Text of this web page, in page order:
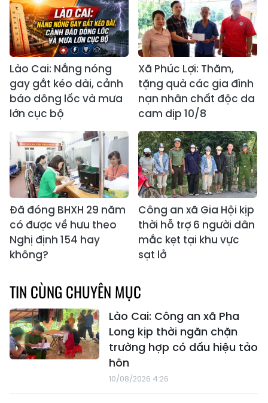
Lào Cai: Nắng nóng
gay gắt kéo dài, cảnh
báo dông lốc và mưa
lớn cục bộ
Xã Phúc Lợi: Thăm,
tặng quà các gia đình
nạn nhân chất độc da
cam dịp 10/8
Đã đóng BHXH 29 năm
có được về hưu theo
Nghị định 154 hay
không?
Công an xã Gia Hội kịp
thời hỗ trợ 6 người dân
mắc kẹt tại khu vực
sạt lở
TIN CÙNG CHUYÊN MỤC
Lào Cai: Công an xã Pha
Long kịp thời ngăn chặn
trường hợp có dấu hiệu tảo
hôn
10/08/2026 4:26